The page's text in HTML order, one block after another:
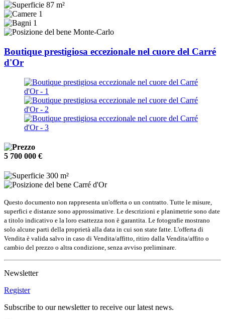
87 m²
1
1
Monte-Carlo
Boutique prestigiosa eccezionale nel cuore del Carré
d'Or
5 700 000 €
300 m²
Carré d'Or
Questo documento non rappresenta un'offerta o un contratto. Tutte le misure,
superfici e distanze sono approssimative. Le descrizioni e planimetrie sono date
a titolo indicativo e la loro esattezza non è garantita. Le fotografie mostrano
solo alcune parti della proprietà alla data in cui son state fatte. L'offerta di
Vendita è valida salvo in caso di Vendita/affitto, ritiro dalla Vendita/affito o
cambio del prezzo o altra condizione, senza avviso preliminare.
Newsletter
Register
Subscribe to our newsletter to receive our latest news.